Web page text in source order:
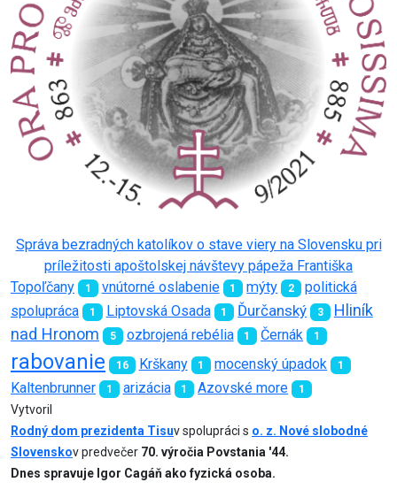
Správa bezradných katolíkov o stave viery na Slovensku pri
príležitosti apoštolskej návštevy pápeža Františka
Topoľčany
1 vnútorné oslabenie 1 mýty 2
politická
spolupráca
1 Liptovská Osada 1 Ďurčanský 3
Hliník
nad Hronom
5 ozbrojená rebélia 1 Černák 1
rabovanie 16 Krškany 1 mocenský úpadok 1
Kaltenbrunner 1 arizácia 1 Azovské more 1
Vytvoril
Rodný dom prezidenta Tisuv spolupráci s o. z. Nové slobodné
Slovenskov predvečer 70. výročia Povstania '44.
Dnes spravuje Igor Cagáň ako fyzická osoba.